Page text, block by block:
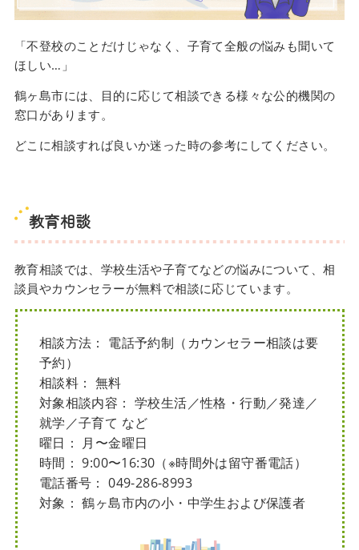
「不登校のことだけじゃなく、子育て全般の悩みも聞いて
ほしい…」
鶴ヶ島市には、目的に応じて相談できる様々な公的機関の
窓口があります。
どこに相談すれば良いか迷った時の参考にしてください。
教育相談
教育相談では、学校生活や子育てなどの悩みについて、相
談員やカウンセラーが無料で相談に応じています。
相談方法： 電話予約制（カウンセラー相談は要
予約）
相談料： 無料
対象相談内容： 学校生活／性格・行動／発達／
就学／子育て など
曜日： 月〜金曜日
時間： 9:00〜16:30（※時間外は留守番電話）
電話番号： 049-286-8993
対象： 鶴ヶ島市内の小・中学生および保護者